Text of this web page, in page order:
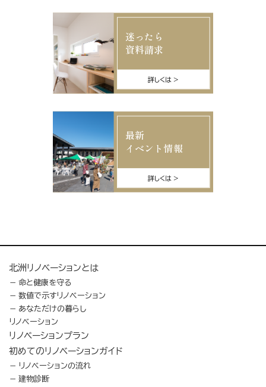
迷ったら
資料請求
詳しくは
最新
イベント情報
詳しくは
北洲リノベーションとは
命と健康を守る
数値で示すリノベーション
あなただけの暮らし
リノベーション
リノベーションプラン
初めてのリノベーションガイド
リノベーションの流れ
建物診断